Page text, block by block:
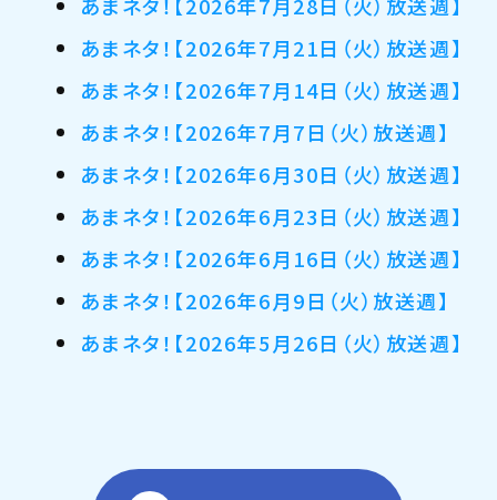
あまネタ！【2026年7月21日（火）放送週】
あまネタ！【2026年7月14日（火）放送週】
あまネタ！【2026年7月7日（火）放送週】
あまネタ！【2026年6月30日（火）放送週】
あまネタ！【2026年6月23日（火）放送週】
あまネタ！【2026年6月16日（火）放送週】
あまネタ！【2026年6月9日（火）放送週】
あまネタ！【2026年5月26日（火）放送週】